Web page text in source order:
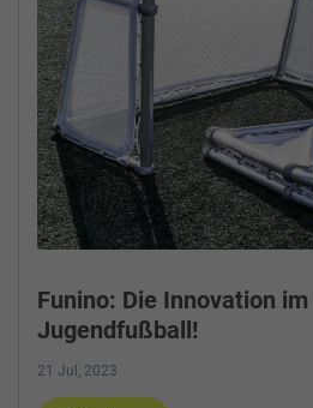
Funino: Die Innovation
Jugendfußball!
21 Jul, 2023